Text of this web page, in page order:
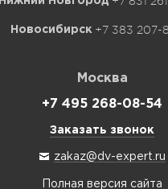
Новосибирск +7 383 207-
Москва
+7 495 268-08-54
Заказать звонок
zakaz@dv-expert.ru
Полная версия сайта